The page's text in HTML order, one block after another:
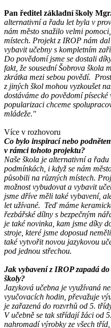
Pan ředitel základní školy
alternativní a řadu let byla v
nám město snažilo velmi
místech. Projekt z IROP nám
vybavit učebny s kompletním
Do povědomí jsme se dostali
fakt, že sousední Šobrova škola
zkrátka mezi sebou povědí.
z jiných škol mohou vyzkoušet
dostáváme do povědomí písecké
popularizaci chceme
mládeže."
Více v rozhovoru
Co bylo inspirací nebo
v rámci tohoto projektu?
Naše škola je alternativní a
podmínkách, i když se nám
působili na různých místech.
možnost vybudovat a vybavit
jsme dříve měli také vybavení,
let užívané. Teď máme
řezbářské dílny s bezpečným
je také novinka, kam jsme díky
stroje, které jsme doposud
také vytvořit novou jazykovou
pod jednou střechou.
Jak vybavení z IROP zapadá
školy?
Jazyková učebna je využívaná
vyučovacích hodin, převažuje
je zařazená do rozvrhů od 5.
V učebně se tak střídají žáci od
nahromadí výrobky ze všech